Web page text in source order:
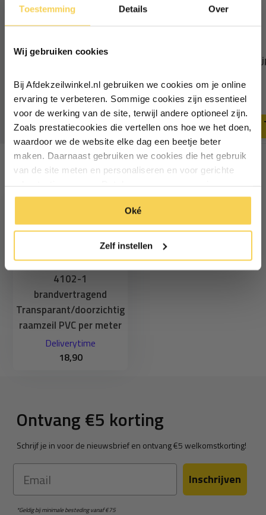
Toestemming Details Over
Wij gebruiken cookies
Bij Afdekzeilwinkel.nl gebruiken we cookies om je online
ervaring te verbeteren. Sommige cookies zijn essentieel
voor de werking van de site, terwijl andere optioneel zijn.
Zoals prestatiecookies die vertellen ons hoe we het doen,
waardoor we de website elke dag een beetje beter
maken. Daarnaast gebruiken we cookies die het gebruik
van de site meten en personaliseren en voor gerichte
manier. Klik op 'Oké' om alle cookies te accepteren. Of
klik op ‘alleen essentiele’ als je niet akkoord gaat met
cookies.
Oké
Zelf instellen
Saba PVC zeildoek lijm 70T
13,95
11,89
Deliverytime
Handstempel en
24,95
Deliverytime
0,5mm 137cm B1 DIN
4102-1
brandvertragend
Transparant/doorzichtig
raamzeil PVC per meter
Deliverytime
18,90
Ontvang €5 korting
Schrijf je in voor de nieuwsbrief en ontvang €5 welkomstkorting!
Email Inschrijven
*Geldig bij minimale besteding vanaf €75
Ontvang €5,- korting!
Schrijf je in voor de nieuwsbrief en
Vul je e-mailadres in‍⁪⁪
Particulier Zakelijk
Inschrijven
*Geldig bij minimale besteding vanaf €75